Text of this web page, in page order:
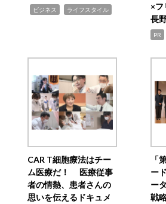
ビジネス ライフスタイル
×フ
長
PR
CAR T細胞療法はチー
ム医療だ！ 医療従事
者の情熱、患者さんの
思いを伝えるドキュメ
「
ー
ー
戦